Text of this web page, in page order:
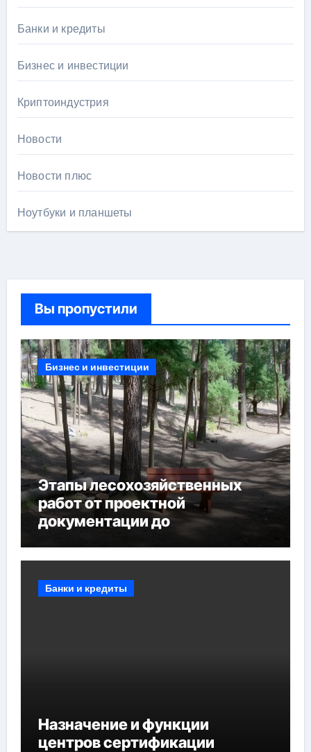
Банки и кредиты
Бизнес и инвестиции
Криптоиндустрия
Новости
Новости плюс
Ноутбуки и планшеты
Вы пропустили
Бизнес и инвестиции
Этапы лесохозяйственных
работ от проектной
документации до
мероприятий и обустройства
Банки и кредиты
Назначение и функции
центров сертификации